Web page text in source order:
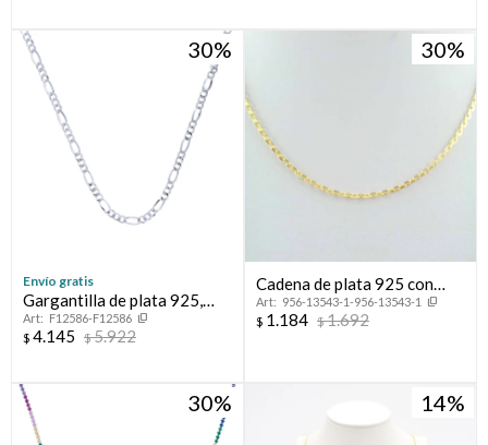
30
Envío gratis
Gargantilla de plata 925,
FIGARO, 50 cm.
F12586-F12586
$ 4.145 $5.922
30
Cadena de plata 925 con
baño de oro amarillo, 40 cm.
956-13543-1-956-13543-1
$ 1.184 $1.692
30 14